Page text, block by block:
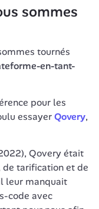
sommes
tournés
en-tant-
pour les
essayer Qovery,
Qovery était
tarification et de
leur manquait
code avec